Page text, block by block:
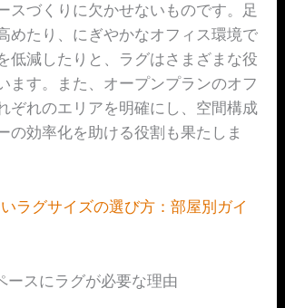
スづくりに欠かせないものです。足
めたり、にぎやかなオフィス環境で
低減したりと、ラグはさまざまな役
ます。また、オープンプランのオフ
ぞれのエリアを明確にし、空間構成
の効率化を助ける役割も果たしま
ラグサイズの選び方：部屋別ガイ
ースにラグが必要な理由